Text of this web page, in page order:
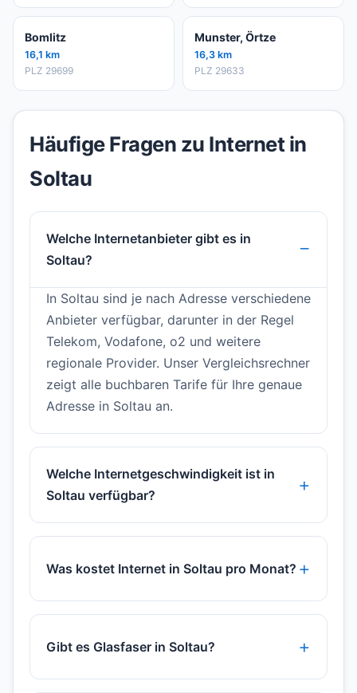
Bomlitz
16,1 km
PLZ 29699
Munster, Örtze
16,3 km
PLZ 29633
Häufige Fragen zu Internet in
Soltau
Welche Internetanbieter gibt es in
Soltau?
In Soltau sind je nach Adresse verschiedene
Anbieter verfügbar, darunter in der Regel
Telekom, Vodafone, o2 und weitere
regionale Provider. Unser Vergleichsrechner
zeigt alle buchbaren Tarife für Ihre genaue
Adresse in Soltau an.
Welche Internetgeschwindigkeit ist in
Soltau verfügbar?
Was kostet Internet in Soltau pro Monat?
Gibt es Glasfaser in Soltau?